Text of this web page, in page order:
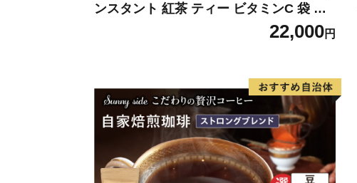
ンスタント 紅茶 ティー ビタミンC 袋 ロ
ングセラー 粉末飲料 粉末茶 簡単 手軽 ホ
22,000円